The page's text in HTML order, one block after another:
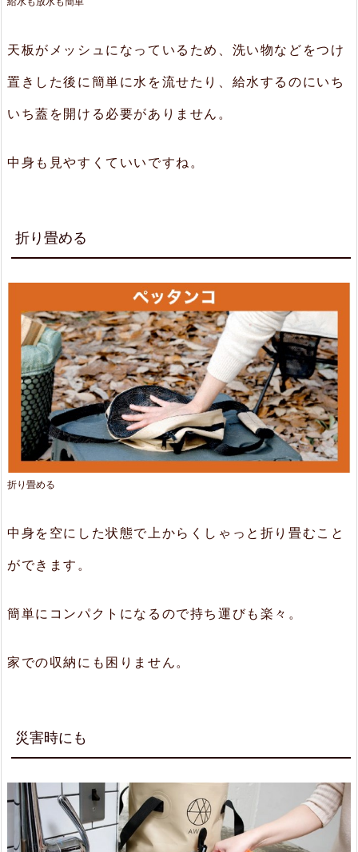
天板がメッシュになっているため、洗い物などをつけ
置きした後に簡単に水を流せたり、給水するのにいち
いち蓋を開ける必要がありません。
中身も見やすくていいですね。
折り畳める
折り畳める
中身を空にした状態で上からくしゃっと折り畳むこと
ができます。
簡単にコンパクトになるので持ち運びも楽々。
家での収納にも困りません。
災害時にも